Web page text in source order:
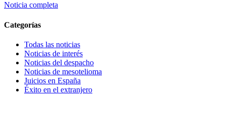
Noticia completa
Categorías
Todas las noticias
Noticias de interés
Noticias del despacho
Noticias de mesotelioma
Juicios en España
Éxito en el extranjero